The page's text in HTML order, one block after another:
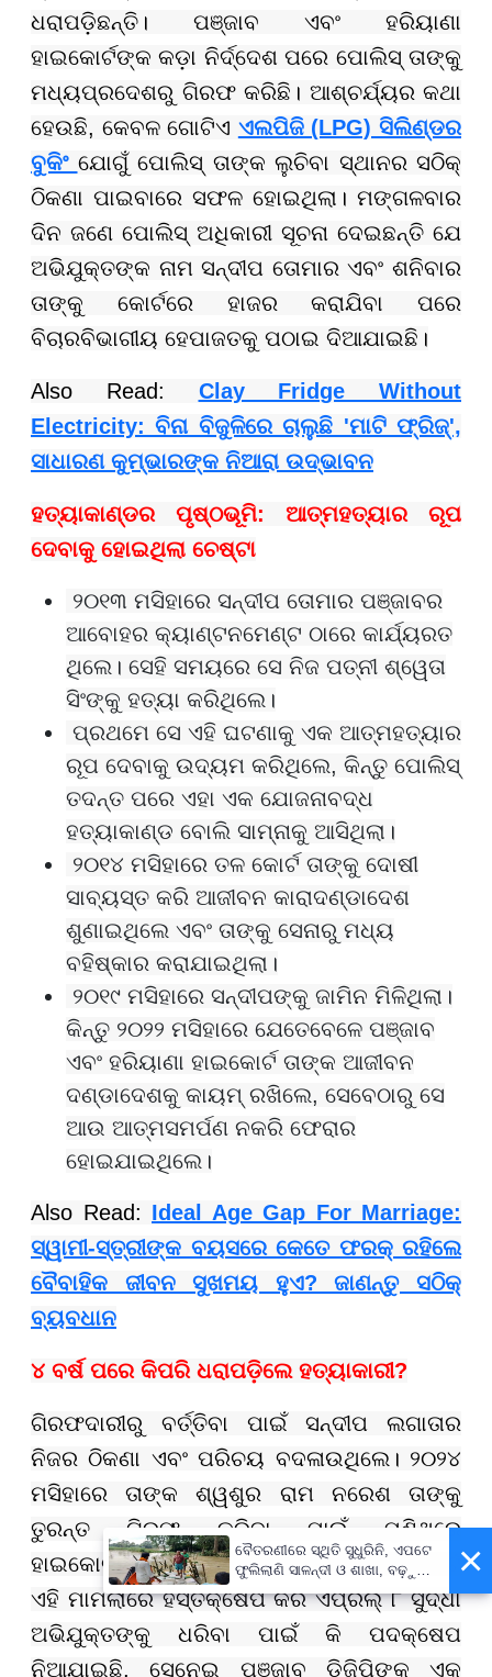
ଧରାପଡ଼ିଛନ୍ତି। ପଞ୍ଜାବ ଏବଂ ହରିୟାଣା
ହାଇକୋର୍ଟଙ୍କ କଡ଼ା ନିର୍ଦ୍ଦେଶ ପରେ ପୋଲିସ୍ ତାଙ୍କୁ
ମଧ୍ୟପ୍ରଦେଶରୁ ଗିରଫ କରିଛି। ଆଶ୍ଚର୍ଯ୍ୟର କଥା
ହେଉଛି, କେବଳ ଗୋଟିଏ ଏଲପିଜି (LPG) ସିଲିଣ୍ଡର
ବୁକିଂ ଯୋଗୁଁ ପୋଲିସ୍ ତାଙ୍କ ଲୁଚିବା ସ୍ଥାନର ସଠିକ୍
ଠିକଣା ପାଇବାରେ ସଫଳ ହୋଇଥିଲା। ମଙ୍ଗଳବାର
ଦିନ ଜଣେ ପୋଲିସ୍ ଅଧିକାରୀ ସୂଚନା ଦେଇଛନ୍ତି ଯେ
ଅଭିଯୁକ୍ତଙ୍କ ନାମ ସନ୍ଦୀପ ତୋମାର ଏବଂ ଶନିବାର
ତାଙ୍କୁ କୋର୍ଟରେ ହାଜର କରାଯିବା ପରେ
ବିଚାରବିଭାଗୀୟ ହେପାଜତକୁ ପଠାଇ ଦିଆଯାଇଛି।
Also Read: Clay Fridge Without
Electricity: ବିନା ବିଜୁଳିରେ ଚାଲୁଛି 'ମାଟି ଫ୍ରିଜ୍',
ସାଧାରଣ କୁମ୍ଭାରଙ୍କ ନିଆରା ଉଦ୍ଭାବନ
ହତ୍ୟାକାଣ୍ଡର ପୃଷ୍ଠଭୂମି: ଆତ୍ମହତ୍ୟାର ରୂପ
ଦେବାକୁ ହୋଇଥିଲା ଚେଷ୍ଟା
୨୦୧୩ ମସିହାରେ ସନ୍ଦୀପ ତୋମାର ପଞ୍ଜାବର
ଆବୋହର କ୍ୟାଣ୍ଟନମେଣ୍ଟ ଠାରେ କାର୍ଯ୍ୟରତ
ଥିଲେ। ସେହି ସମୟରେ ସେ ନିଜ ପତ୍ନୀ ଶ୍ୱେତା
ସିଂଙ୍କୁ ହତ୍ୟା କରିଥିଲେ।
ପ୍ରଥମେ ସେ ଏହି ଘଟଣାକୁ ଏକ ଆତ୍ମହତ୍ୟାର
ରୂପ ଦେବାକୁ ଉଦ୍ୟମ କରିଥିଲେ, କିନ୍ତୁ ପୋଲିସ୍
ତଦନ୍ତ ପରେ ଏହା ଏକ ଯୋଜନାବଦ୍ଧ
ହତ୍ୟାକାଣ୍ଡ ବୋଲି ସାମ୍ନାକୁ ଆସିଥିଲା।
୨୦୧୪ ମସିହାରେ ତଳ କୋର୍ଟ ତାଙ୍କୁ ଦୋଷୀ
ସାବ୍ୟସ୍ତ କରି ଆଜୀବନ କାରାଦଣ୍ଡାଦେଶ
ଶୁଣାଇଥିଲେ ଏବଂ ତାଙ୍କୁ ସେନାରୁ ମଧ୍ୟ
ବହିଷ୍କାର କରାଯାଇଥିଲା।
୨୦୧୯ ମସିହାରେ ସନ୍ଦୀପଙ୍କୁ ଜାମିନ ମିଳିଥିଲା।
କିନ୍ତୁ ୨୦୨୨ ମସିହାରେ ଯେତେବେଳେ ପଞ୍ଜାବ
ଏବଂ ହରିୟାଣା ହାଇକୋର୍ଟ ତାଙ୍କ ଆଜୀବନ
ଦଣ୍ଡାଦେଶକୁ କାୟମ୍ ରଖିଲେ, ସେବେଠାରୁ ସେ
ଆଉ ଆତ୍ମସମର୍ପଣ ନକରି ଫେରାର
ହୋଇଯାଇଥିଲେ।
Also Read: Ideal Age Gap For Marriage:
ସ୍ୱାମୀ-ସ୍ତ୍ରୀଙ୍କ ବୟସରେ କେତେ ଫରକ୍ ରହିଲେ
ବୈବାହିକ ଜୀବନ ସୁଖମୟ ହୁଏ? ଜାଣନ୍ତୁ ସଠିକ୍
ବ୍ୟବଧାନ
୪ ବର୍ଷ ପରେ କିପରି ଧରାପଡ଼ିଲେ ହତ୍ୟାକାରୀ?
ଗିରଫଦାରୀରୁ ବର୍ତ୍ତିବା ପାଇଁ ସନ୍ଦୀପ ଲଗାତାର
ନିଜର ଠିକଣା ଏବଂ ପରିଚୟ ବଦଳାଉଥିଲେ। ୨୦୨୪
ମସିହାରେ ତାଙ୍କ ଶ୍ୱଶୁର ରାମ ନରେଶ ତାଙ୍କୁ
ତୁରନ୍ତ ଗିରଫ କରିବା ପାଇଁ ପୁଣିଥରେ
ହାଇକୋର୍ଟଙ୍କ ଦ୍ୱାରସ୍ଥ ହୋଇଥିଲେ। ହାଇକୋର୍ଟ
ଏହି ମାମଲାରେ ହସ୍ତକ୍ଷେପ କରି ଏପ୍ରିଲ୍ ୮ ସୁଦ୍ଧା
ଅଭିଯୁକ୍ତଙ୍କୁ ଧରିବା ପାଇଁ କି ପଦକ୍ଷେପ
ନିଆଯାଇଛି, ସେନେଇ ପଞ୍ଜାବ ଡିଜିପିଙ୍କୁ ଏକ
×
ବୈତରଣୀରେ ସ୍ଥିତି ସୁଧୁରିନି, ଏପଟେ
ଫୁଲିଲାଣି ସାଳନ୍ଦୀ ଓ ଶାଖା, ବଢ଼ୁଛି